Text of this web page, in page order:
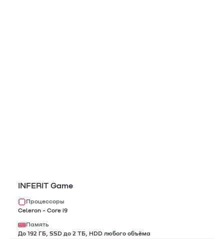
INFERIT Game
Процессоры
Celeron - Core i9
Память
До 192 ГБ, SSD до 2 TБ, HDD любого объёма